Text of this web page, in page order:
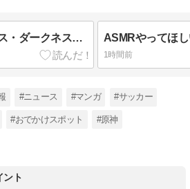
【ホロライブ】ラプラス・ダークネスの新衣装が最高！ルイとお揃いの神デザイン
1時間前
#ニュース #マンガ #サッカー
#おでかけスポット #原神
ント